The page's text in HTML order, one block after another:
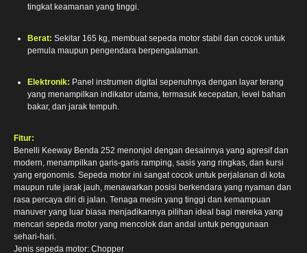
tingkat keamanan yang tinggi.
Berat: Sekitar 165 kg, membuat sepeda motor stabil dan cocok untuk
pemula maupun pengendara berpengalaman.
Elektronik: Panel instrumen digital sepenuhnya dengan layar terang
yang menampilkan indikator utama, termasuk kecepatan, level bahan
bakar, dan jarak tempuh.
Fitur:
Benelli Keeway Benda 252 menonjol dengan desainnya yang agresif dan
modern, menampilkan garis-garis ramping, sasis yang ringkas, dan kursi
yang ergonomis. Sepeda motor ini sangat cocok untuk perjalanan di kota
maupun rute jarak jauh, menawarkan posisi berkendara yang nyaman dan
rasa percaya diri di jalan. Tenaga mesin yang tinggi dan kemampuan
manuver yang luar biasa menjadikannya pilihan ideal bagi mereka yang
mencari sepeda motor yang mencolok dan andal untuk penggunaan
sehari-hari.
Jenis sepeda motor: Chopper